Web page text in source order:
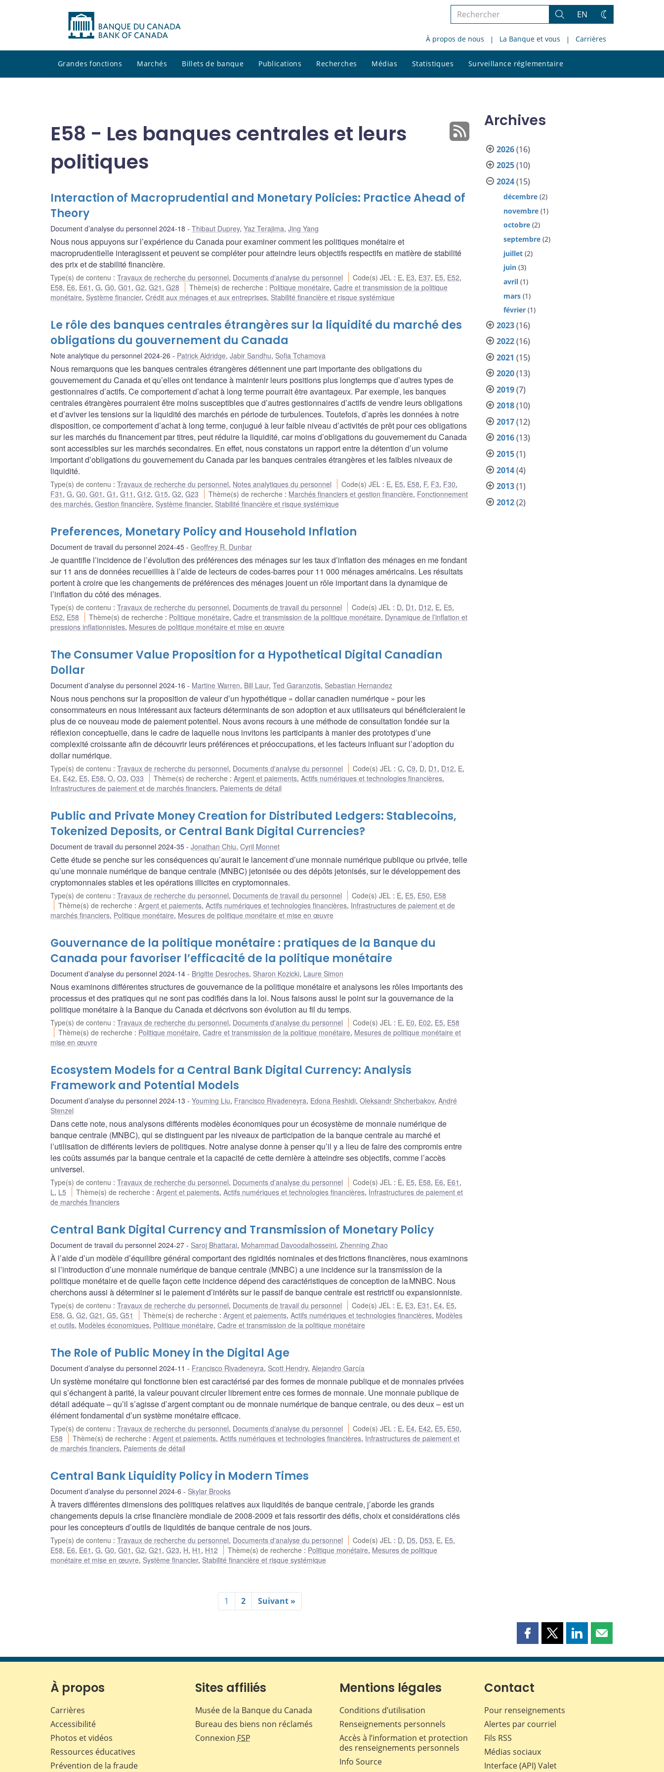
Rechercher
le
site
Rechercher
EN
Changez
thème
À propos de nous La Banque et vous Carrières
Grandes fonctions Marchés Billets de banque Publications Recherches Médias Statistiques Surveillance réglementaire
le
E58 - Les banques centrales et leurs
politiques
Interaction of Macroprudential and Monetary Policies: Practice Ahead of
Theory
Document d’analyse du personnel 2024-18 Thibaut Duprey, Yaz Terajima, Jing Yang
Nous nous appuyons sur l’expérience du Canada pour examiner comment les politiques monétaire et
macroprudentielle interagissent et peuvent se compléter pour atteindre leurs objectifs respectifs en matière de stabilité
des prix et de stabilité financière.
Type(s) de contenu : Travaux de recherche du personnel, Documents d'analyse du personnel Code(s) JEL : E, E3, E37, E5, E52,
E58, E6, E61 , G, G0, G01 , G2, G21 , G28 Thème(s) de recherche : Politique monétaire,Cadre et transmission de la politique
monétaire, Système financier, Crédit aux ménages et aux entreprises, Stabilité financière et risque systémique
Le rôle des banques centrales étrangères sur la liquidité du marché des
obligations du gouvernement du Canada
Note analytique du personnel 2024-26 Patrick Aldridge, Jabir Sandhu, Sofia Tchamova
Nous remarquons que les banques centrales étrangères détiennent une part importante des obligations du
gouvernement du Canada et qu’elles ont tendance à maintenir leurs positions plus longtemps que d’autres types de
gestionnaires d’actifs. Ce comportement d’achat à long terme pourrait être avantageux. Par exemple, les banques
centrales étrangères pourraient être moins susceptibles que d’autres gestionnaires d’actifs de vendre leurs obligations
et d’aviver les tensions sur la liquidité des marchés en période de turbulences. Toutefois, d’après les données à notre
disposition, ce comportement d’achat à long terme, conjugué à leur faible niveau d’activités de prêt pour ces obligations
sur les marchés du financement par titres, peut réduire la liquidité, car moins d’obligations du gouvernement du Canada
sont accessibles sur les marchés secondaires. En effet, nous constatons un rapport entre la détention d’un volume
important d’obligations du gouvernement du Canada par les banques centrales étrangères et les faibles niveaux de
liquidité.
Type(s) de contenu : Travaux de recherche du personnel, Notes analytiques du personnel Code(s) JEL : E, E5, E58, F, F3, F30,
F31 , G, G0, G01 , G1 , G11 , G12, G15, G2, G23 Thème(s) de recherche : Marchés financiers et gestion financière, Fonctionnement
des marchés, Gestion financière, Système financier, Stabilité financière et risque systémique
Preferences, Monetary Policy and Household Inflation
Document de travail du personnel 2024-45 Geoffrey R. Dunbar
Je quantifie l’incidence de l’évolution des préférences des ménages sur les taux d’inflation des ménages en me fondant
sur 11 ans de données recueillies à l’aide de lecteurs de codes-barres pour 11 000 ménages américains. Les résultats
portent à croire que les changements de préférences des ménages jouent un rôle important dans la dynamique de
l’inflation du côté des ménages.
Type(s) de contenu : Travaux de recherche du personnel, Documents de travail du personnel Code(s) JEL : D, D1 , D12, E, E5,
E52, E58 Thème(s) de recherche : Politique monétaire,Cadre et transmission de la politique monétaire, Dynamique de l’inflation et
pressions inflationnistes, Mesures de politique monétaire et mise en œuvre
The Consumer Value Proposition for a Hypothetical Digital Canadian
Dollar
Document d’analyse du personnel 2024-16 Martine Warren, Bill Laur, Ted Garanzotis, Sebastian Hernandez
Nous nous penchons sur la proposition de valeur d’un hypothétique « dollar canadien numérique » pour les
consommateurs en nous intéressant aux facteurs déterminants de son adoption et aux utilisateurs qui bénéficieraient le
plus de ce nouveau mode de paiement potentiel. Nous avons recours à une méthode de consultation fondée sur la
réflexion conceptuelle, dans le cadre de laquelle nous invitons les participants à manier des prototypes d’une
complexité croissante afin de découvrir leurs préférences et préoccupations, et les facteurs influant sur l’adoption du
dollar numérique.
Type(s) de contenu : Travaux de recherche du personnel, Documents d'analyse du personnel Code(s) JEL :C,C9, D, D1 , D12, E,
E4, E42, E5, E58, O, O3, O33 Thème(s) de recherche :Argent et paiements,Actifs numériques et technologies financières,
Infrastructures de paiement et de marchés financiers, Paiements de détail
Public and Private Money Creation for Distributed Ledgers: Stablecoins,
Tokenized Deposits, or Central Bank Digital Currencies?
Document de travail du personnel 2024-35 Jonathan Chiu, Cyril Monnet
Cette étude se penche sur les conséquences qu’aurait le lancement d’une monnaie numérique publique ou privée, telle
qu’une monnaie numérique de banque centrale (MNBC) jetonisée ou des dépôts jetonisés, sur le développement des
cryptomonnaies stables et les opérations illicites en cryptomonnaies.
Type(s) de contenu : Travaux de recherche du personnel, Documents de travail du personnel Code(s) JEL : E, E5, E50, E58
Thème(s) de recherche :Argent et paiements,Actifs numériques et technologies financières, Infrastructures de paiement et de
marchés financiers, Politique monétaire, Mesures de politique monétaire et mise en œuvre
Gouvernance de la politique monétaire : pratiques de la Banque du
Canada pour favoriser l’efficacité de la politique monétaire
Document d’analyse du personnel 2024-14 Brigitte Desroches, Sharon Kozicki, Laure Simon
Nous examinons différentes structures de gouvernance de la politique monétaire et analysons les rôles importants des
processus et des pratiques qui ne sont pas codifiés dans la loi. Nous faisons aussi le point sur la gouvernance de la
politique monétaire à la Banque du Canada et décrivons son évolution au fil du temps.
Type(s) de contenu : Travaux de recherche du personnel, Documents d'analyse du personnel Code(s) JEL : E, E0, E02, E5, E58
Thème(s) de recherche : Politique monétaire,Cadre et transmission de la politique monétaire, Mesures de politique monétaire et
mise en œuvre
Ecosystem Models for a Central Bank Digital Currency: Analysis
Framework and Potential Models
Document d’analyse du personnel 2024-13 Youming Liu, Francisco Rivadeneyra, Edona Reshidi, Oleksandr Shcherbakov, André
Stenzel
Dans cette note, nous analysons différents modèles économiques pour un écosystème de monnaie numérique de
banque centrale (MNBC), qui se distinguent par les niveaux de participation de la banque centrale au marché et
l’utilisation de différents leviers de politiques. Notre analyse donne à penser qu’il y a lieu de faire des compromis entre
les coûts assumés par la banque centrale et la capacité de cette dernière à atteindre ses objectifs, comme l’accès
universel.
Type(s) de contenu : Travaux de recherche du personnel, Documents d'analyse du personnel Code(s) JEL : E, E5, E58, E6, E61 ,
L, L5 Thème(s) de recherche :Argent et paiements,Actifs numériques et technologies financières, Infrastructures de paiement et
de marchés financiers
Central Bank Digital Currency and Transmission of Monetary Policy
Document de travail du personnel 2024-27 Saroj Bhattarai, Mohammad Davoodalhosseini, Zhenning Zhao
À l’aide d’un modèle d’équilibre général comportant des rigidités nominales et des frictions financières, nous examinons
si l’introduction d’une monnaie numérique de banque centrale (MNBC) a une incidence sur la transmission de la
politique monétaire et de quelle façon cette incidence dépend des caractéristiques de conception de la MNBC. Nous
cherchons aussi à déterminer si le paiement d’intérêts sur le passif de banque centrale est restrictif ou expansionniste.
Type(s) de contenu : Travaux de recherche du personnel, Documents de travail du personnel Code(s) JEL : E, E3, E31 , E4, E5,
E58, G, G2, G21 , G5, G51 Thème(s) de recherche :Argent et paiements,Actifs numériques et technologies financières, Modèles
et outils, Modèles économiques, Politique monétaire, Cadre et transmission de la politique monétaire
The Role of Public Money in the Digital Age
Document d’analyse du personnel 2024-11 Francisco Rivadeneyra, Scott Hendry, Alejandro García
Un système monétaire qui fonctionne bien est caractérisé par des formes de monnaie publique et de monnaies privées
qui s’échangent à parité, la valeur pouvant circuler librement entre ces formes de monnaie. Une monnaie publique de
détail adéquate – qu’il s’agisse d’argent comptant ou de monnaie numérique de banque centrale, ou des deux – est un
élément fondamental d’un système monétaire efficace.
Type(s) de contenu : Travaux de recherche du personnel, Documents d'analyse du personnel Code(s) JEL : E, E4, E42, E5, E50,
E58
Thème(s) de recherche :Argent et paiements,Actifs numériques et technologies financières, Infrastructures de paiement et
de marchés financiers, Paiements de détail
Central Bank Liquidity Policy in Modern Times
Document d’analyse du personnel 2024-6 Skylar Brooks
À travers différentes dimensions des politiques relatives aux liquidités de banque centrale, j’aborde les grands
changements depuis la crise financière mondiale de 2008-2009 et fais ressortir des défis, choix et considérations clés
pour les concepteurs d’outils de liquidités de banque centrale de nos jours.
Type(s) de contenu : Travaux de recherche du personnel, Documents d'analyse du personnel Code(s) JEL : D, D5, D53, E, E5,
E58, E6, E61 , G, G0, G01 , G2, G21 , G23, H, H1 , H12 Thème(s) de recherche : Politique monétaire, Mesures de politique
monétaire et mise en œuvre, Système financier, Stabilité financière et risque systémique
1 2 Suivant »
Archives
2026(16)
2025(10)
2024(15)
décembre (2)
novembre (1)
octobre (2)
septembre (2)
juillet (2)
juin (3)
avril (1)
mars (1)
février (1)
2023(16)
2022(16)
2021 (15)
2020(13)
2019(7)
2018(10)
2017(12)
2016(13)
2015(1)
2014(4)
2013(1)
2012(2)
Partager
page
Facebook
Partager
page
Partager
page
Partager
page
À propos
Carrières
Accessibilité
Photos et vidéos
Ressources éducatives
Prévention de la fraude
Sites affiliés
Musée de la Banque du Canada
Bureau des biens non réclamés
Connexion FSP
Mentions légales
Conditions d’utilisation
Renseignements personnels
Accès à l’information et protection
des renseignements personnels
Info Source
Contact
Pour renseignements
Alertes par courriel
Fils RSS
Médias sociaux
Interface (API) Valet